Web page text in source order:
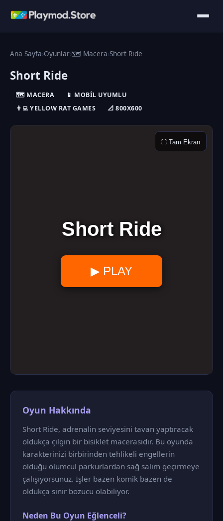
Ana Sayfa›Oyunlar›🗺️ Macera›Short Ride
Short Ride
🗺️ MACERA
📱 MOBIL UYUMLU
👨‍💻 YELLOW RAT GAMES
📐 800X600
⛶ Tam Ekran
Oyun Hakkında
Short Ride, adrenalin seviyesini tavan yaptıracak
oldukça çılgın bir bisiklet macerasıdır. Bu oyunda
karakterinizi birbirinden tehlikeli engellerin
olduğu ölümcül parkurlardan sağ salim geçirmeye
çalışıyorsunuz. İşler bazen komik bazen de
oldukça sinir bozucu olabiliyor.
Neden Bu Oyun Eğlenceli?